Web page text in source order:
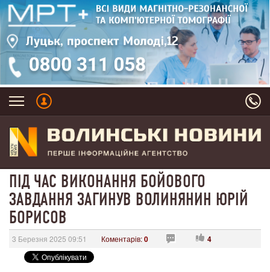
ПІД ЧАС ВИКОНАННЯ БОЙОВОГО
ЗАВДАННЯ ЗАГИНУВ ВОЛИНЯНИН ЮРІЙ
БОРИСОВ
3 Березня 2025 09:51 Коментарів:0 4